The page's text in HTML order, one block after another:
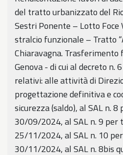
del tratto urbanizzato del
Sestri Ponente – Lotto Foce
stralcio funzionale – Tratto
Chiaravagna. Trasferimento
Genova - di cui al decreto n.
relativi: alle attività di
progettazione definitiva e
sicurezza (saldo), al SAL n.
30/09/2024, al SAL n. 9 per
25/11/2024, al SAL n. 10
30/11/2024, al SAL n. 8bis